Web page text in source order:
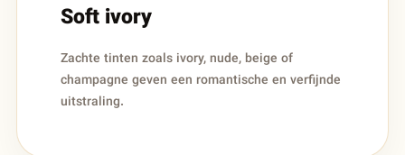
Soft ivory
Zachte tinten zoals ivory, nude, beige of
champagne geven een romantische en verfijnde
uitstraling.